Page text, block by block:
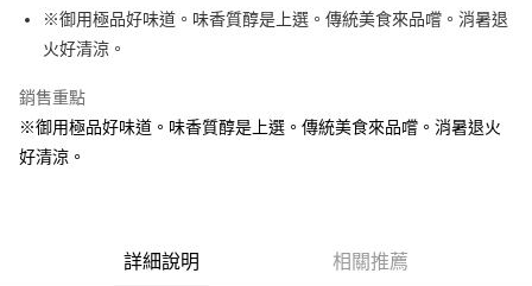
Apple Pay
街口支付
悠遊付
全盈+PAY
AFTEE先享後付是「在收到商品之後才付款」的支付方式。 讓您購物簡單
※御用極品好味道。味香質醇是上選。傳統美食來品嚐。消暑退
火好清涼。
銷售重點
※御用極品好味道。味香質醇是上選。傳統美食來品嚐。消暑退火
好清涼。
詳細說明 相關推薦